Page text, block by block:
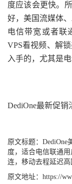
度应该会更快。
好，美国流媒体
电信带宽或者联
VPS看视频、解
入手的，尤其是电
DediOne最新促销
原文标题： DediOne
度，适合电信联通
连，移动去程延迟高
原文地址： https://